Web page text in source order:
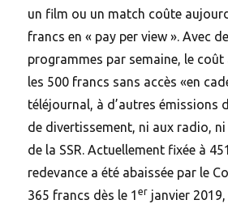
un film ou un match coûte
francs en « pay per view ». Avec
programmes par semaine, le coût
les 500 francs sans accès «en
téléjournal, à d’autres émissions
de divertissement, ni aux radio,
de la SSR. Actuellement fixée à
redevance a été abaissée par le
365 francs dès le 1er janvier